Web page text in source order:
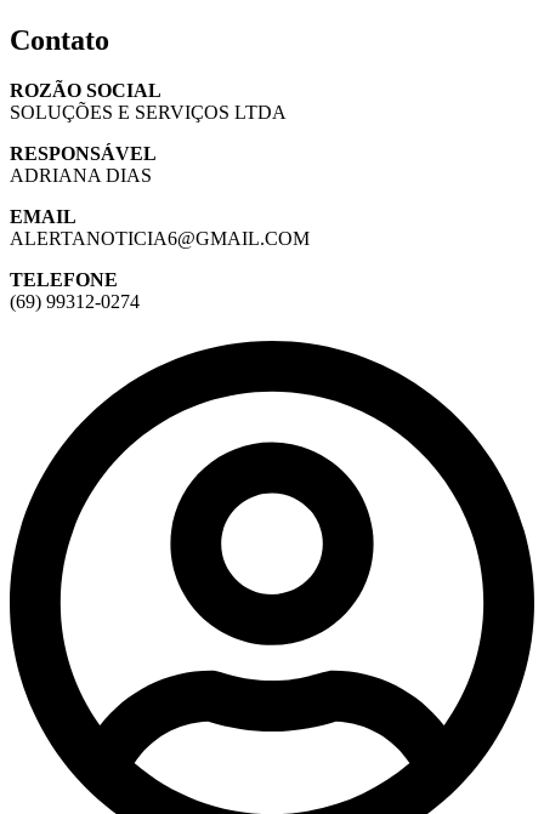
Contato
ROZÃO SOCIAL
SOLUÇÕES E SERVIÇOS LTDA
RESPONSÁVEL
ADRIANA DIAS
EMAIL
ALERTANOTICIA6@GMAIL.COM
TELEFONE
(69) 99312-0274